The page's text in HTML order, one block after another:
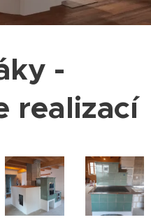
-
realizací